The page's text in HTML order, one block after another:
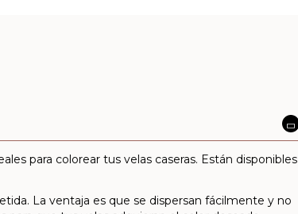
para colorear tus velas caseras. Están disponibles
La ventaja es que se dispersan fácilmente y no